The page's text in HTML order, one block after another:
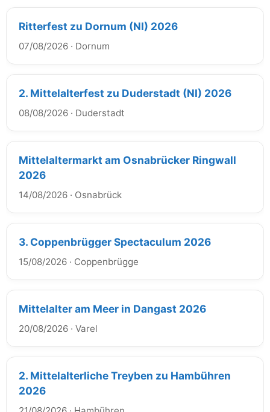
Ritterfest zu Dornum (NI) 2026
07/08/2026 · Dornum
2. Mittelalterfest zu Duderstadt (NI) 2026
08/08/2026 · Duderstadt
Mittelaltermarkt am Osnabrücker Ringwall
2026
14/08/2026 · Osnabrück
3. Coppenbrügger Spectaculum 2026
15/08/2026 · Coppenbrügge
Mittelalter am Meer in Dangast 2026
20/08/2026 · Varel
2. Mittelalterliche Treyben zu Hambühren
2026